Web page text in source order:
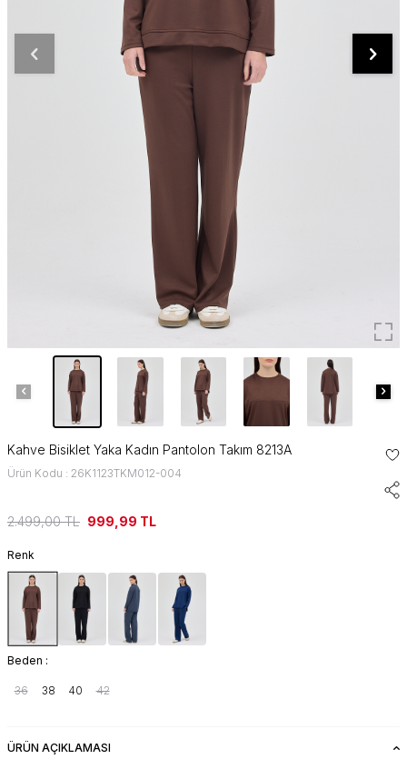
Kahve Bisiklet Yaka Kadın Pantolon Takım 8213A
Ürün Kodu : 26K1123TKM012-004
2.499,00TL 999,99 TL
Renk
Beden :
36 38 40 42
ÜRÜN AÇIKLAMASI